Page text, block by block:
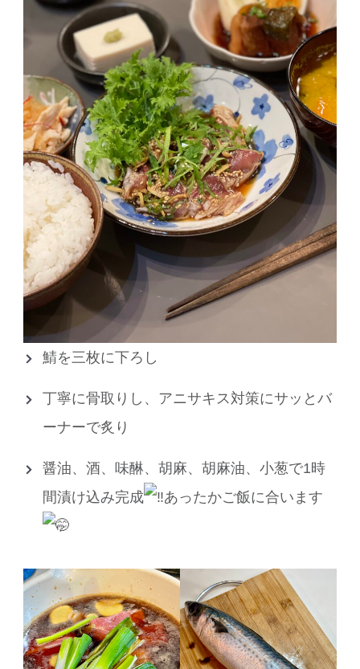
鯖を三枚に下ろし
丁寧に骨取りし、アニサキス対策にサッとバ
ーナーで炙り
醤油、酒、味醂、胡麻、胡麻油、小葱で1時
間漬け込み完成
あったかご飯に合います